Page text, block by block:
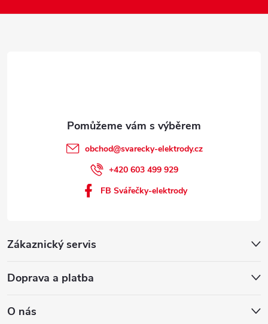
Zákaznický servis
Doprava a platba
O nás
obchod@svarecky-elektrody.cz
+420 603 499 929
FB Svářečky-elektrody